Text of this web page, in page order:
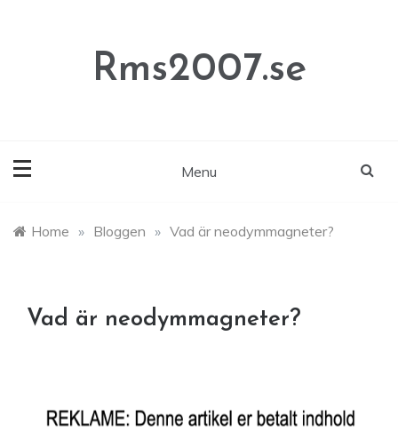
Rms2007.se
Menu
Home » Bloggen » Vad är neodymmagneter?
Vad är neodymmagneter?